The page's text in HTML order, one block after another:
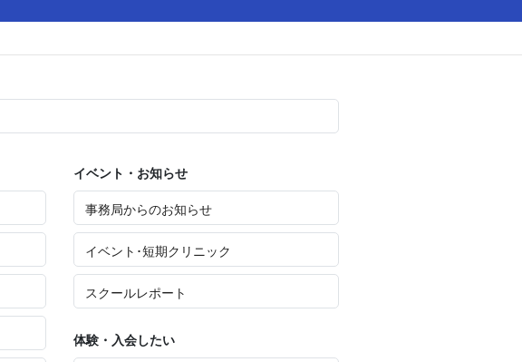
イベント・お知らせ
事務局からのお知らせ
イベント･短期クリニック
スクールレポート
体験・入会したい